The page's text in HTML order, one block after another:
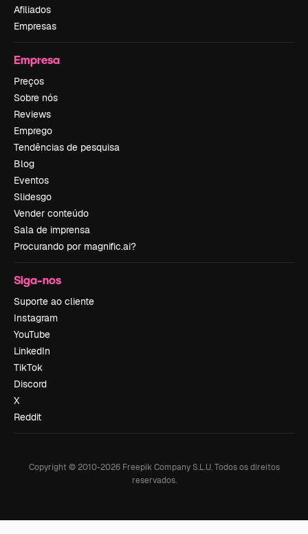
Afiliados
Empresas
Empresa
Preços
Sobre nós
Reviews
Emprego
Tendências de pesquisa
Blog
Eventos
Slidesgo
Vender conteúdo
Sala de imprensa
Procurando por magnific.ai?
Siga-nos
Suporte ao cliente
Instagram
YouTube
LinkedIn
TikTok
Discord
X
Reddit
Copyright © 2010-2026Freepik Company S.L.U. Todos os direitos
reservados.